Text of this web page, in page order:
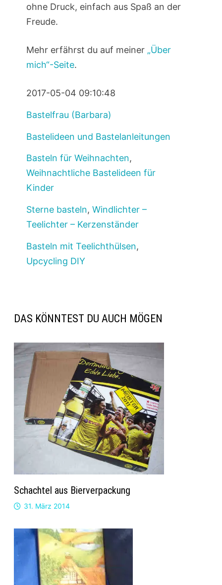
ohne Druck, einfach aus Spaß an der
Freude.
Mehr erfährst du auf meiner „Über
mich“-Seite.
2017-05-04 09:10:48
Bastelfrau (Barbara)
Bastelideen und Bastelanleitungen
Basteln für Weihnachten,
Weihnachtliche Bastelideen für
Kinder
Sterne basteln, Windlichter –
Teelichter – Kerzenständer
Basteln mit Teelichthülsen,
Upcycling DIY
DAS KÖNNTEST DU AUCH MÖGEN
Schachtel aus Bierverpackung
31. März 2014